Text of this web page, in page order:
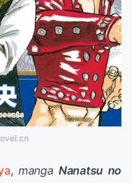
, manga Nanatsu no